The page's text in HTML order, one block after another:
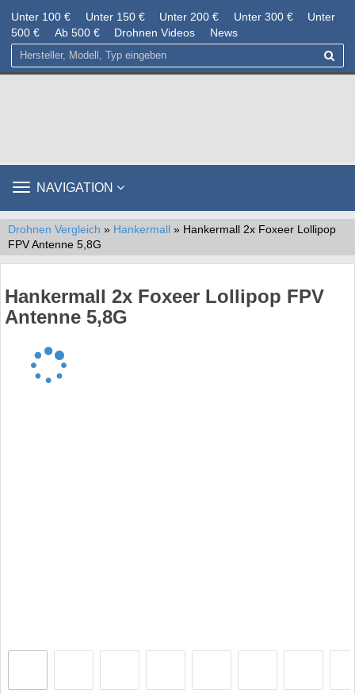
Unter 100 € Unter 150 € Unter 200 € Unter 300 €
Unter
500 €
Ab 500 € Drohnen Videos News
TOGGLE
NAVIGATION
Drohnen Vergleich » Hankermall
» Hankermall 2x Foxeer Lollipop
FPV Antenne 5,8G
Hankermall 2x Foxeer Lollipop FPV
Antenne 5,8G